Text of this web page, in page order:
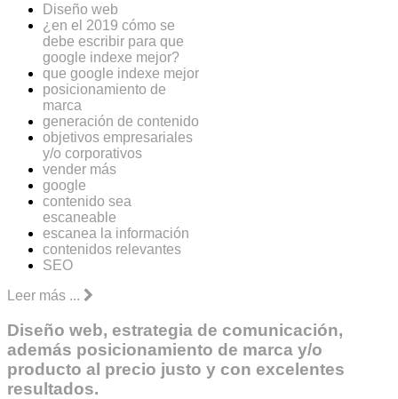
Diseño web
¿en el 2019 cómo se
debe escribir para que
google indexe mejor?
que google indexe mejor
posicionamiento de
marca
generación de contenido
objetivos empresariales
y/o corporativos
vender más
google
contenido sea
escaneable
escanea la información
contenidos relevantes
SEO
Leer más ...
Diseño web, estrategia de comunicación,
además posicionamiento de marca y/o
producto al precio justo y con excelentes
resultados.